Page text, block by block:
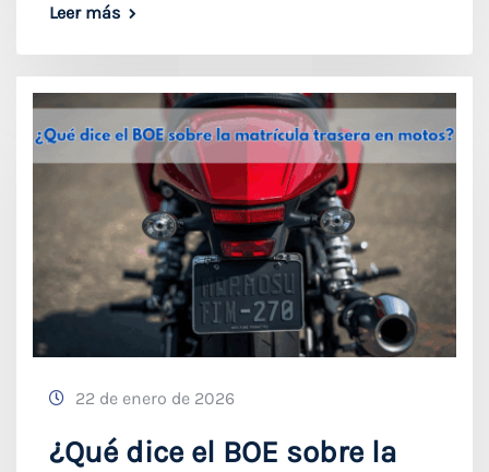
Leer más
22 de enero de 2026
¿Qué dice el BOE sobre la